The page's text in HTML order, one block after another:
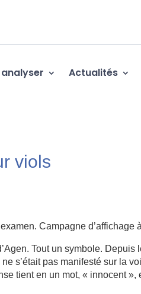
Actualités
viols
Campagne d’affichage
Tout un symbole. Depuis
s’était pas manifesté sur la
tient en un mot, « innocent »,